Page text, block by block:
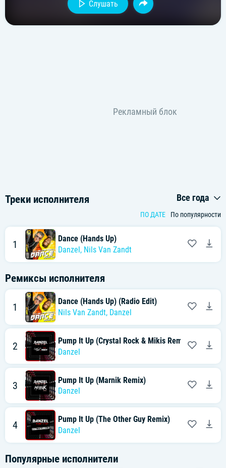
Слушать
Треки исполнителя Все года
ПО ДАТЕ По популярности
1
Dance (Hands Up)
Danzel , Nils Van Zandt
Ремиксы исполнителя
1
Dance (Hands Up) (Radio Edit)
Nils Van Zandt, Danzel
2
Pump It Up (Crystal Rock & Mikis Remix)
Danzel
3
Pump It Up (Marnik Remix)
Danzel
4
Pump It Up (The Other Guy Remix)
Danzel
Популярные исполнители